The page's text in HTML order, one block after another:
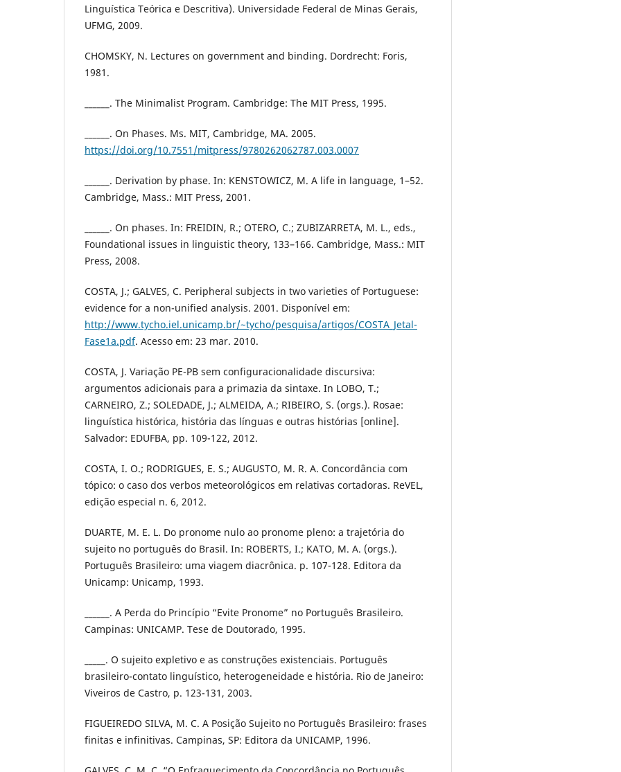
Linguística Teórica e Descritiva). Universidade Federal de Minas Gerais,
UFMG, 2009.
CHOMSKY, N. Lectures on government and binding. Dordrecht: Foris,
1981.
______. The Minimalist Program. Cambridge: The MIT Press, 1995.
______. On Phases. Ms. MIT, Cambridge, MA. 2005.
https://doi.org/10.7551/mitpress/9780262062787.003.0007
______. Derivation by phase. In: KENSTOWICZ, M. A life in language, 1–52.
Cambridge, Mass.: MIT Press, 2001.
______. On phases. In: FREIDIN, R.; OTERO, C.; ZUBIZARRETA, M. L., eds.,
Foundational issues in linguistic theory, 133–166. Cambridge, Mass.: MIT
Press, 2008.
COSTA, J.; GALVES, C. Peripheral subjects in two varieties of Portuguese:
evidence for a non-unified analysis. 2001. Disponível em:
http://www.tycho.iel.unicamp.br/~tycho/pesquisa/artigos/COSTA_Jetal-
Fase1a.pdf. Acesso em: 23 mar. 2010.
COSTA, J. Variação PE-PB sem configuracionalidade discursiva:
argumentos adicionais para a primazia da sintaxe. In LOBO, T.;
CARNEIRO, Z.; SOLEDADE, J.; ALMEIDA, A.; RIBEIRO, S. (orgs.). Rosae:
linguística histórica, história das línguas e outras histórias [online].
Salvador: EDUFBA, pp. 109-122, 2012.
COSTA, I. O.; RODRIGUES, E. S.; AUGUSTO, M. R. A. Concordância com
tópico: o caso dos verbos meteorológicos em relativas cortadoras. ReVEL,
edição especial n. 6, 2012.
DUARTE, M. E. L. Do pronome nulo ao pronome pleno: a trajetória do
sujeito no português do Brasil. In: ROBERTS, I.; KATO, M. A. (orgs.).
Português Brasileiro: uma viagem diacrônica. p. 107-128. Editora da
Unicamp: Unicamp, 1993.
______. A Perda do Princípio “Evite Pronome” no Português Brasileiro.
Campinas: UNICAMP. Tese de Doutorado, 1995.
_____. O sujeito expletivo e as construções existenciais. Português
brasileiro-contato linguístico, heterogeneidade e história. Rio de Janeiro:
Viveiros de Castro, p. 123-131, 2003.
FIGUEIREDO SILVA, M. C. A Posição Sujeito no Português Brasileiro: frases
finitas e infinitivas. Campinas, SP: Editora da UNICAMP, 1996.